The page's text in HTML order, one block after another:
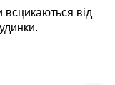
всцикаються від